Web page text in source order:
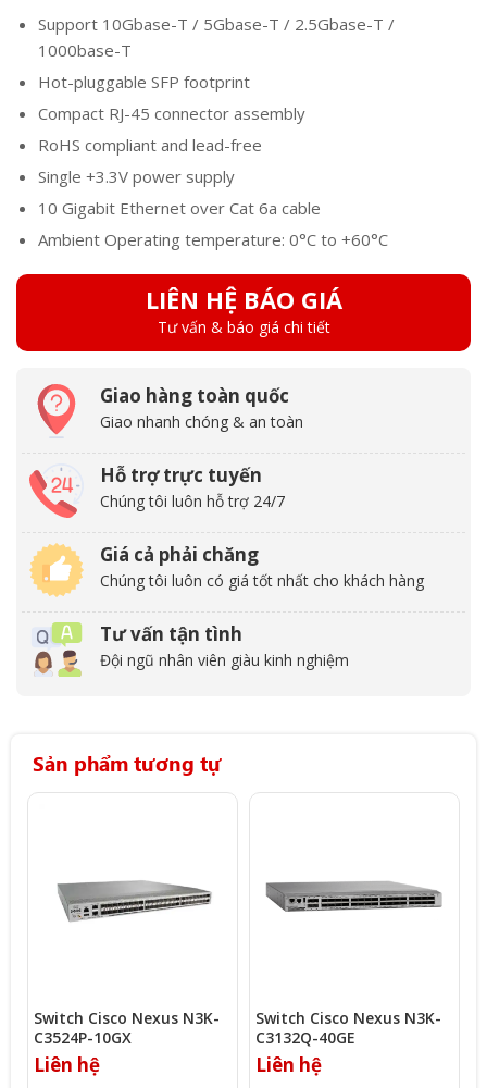
Support 10Gbase-T / 5Gbase-T / 2.5Gbase-T /
1000base-T
Hot-pluggable SFP footprint
Compact RJ-45 connector assembly
RoHS compliant and lead-free
Single +3.3V power supply
10 Gigabit Ethernet over Cat 6a cable
Ambient Operating temperature: 0°C to +60°C
LIÊN HỆ BÁO GIÁ
Tư vấn & báo giá chi tiết
Giao hàng toàn quốc
Giao nhanh chóng & an toàn
Hỗ trợ trực tuyến
Chúng tôi luôn hỗ trợ 24/7
Giá cả phải chăng
Chúng tôi luôn có giá tốt nhất cho khách hàng
Tư vấn tận tình
Đội ngũ nhân viên giàu kinh nghiệm
Sản phẩm tương tự
Switch Cisco Nexus N3K-
C3524P-10GX
Liên hệ
Switch Cisco Nexus N3K-
C3132Q-40GE
Liên hệ